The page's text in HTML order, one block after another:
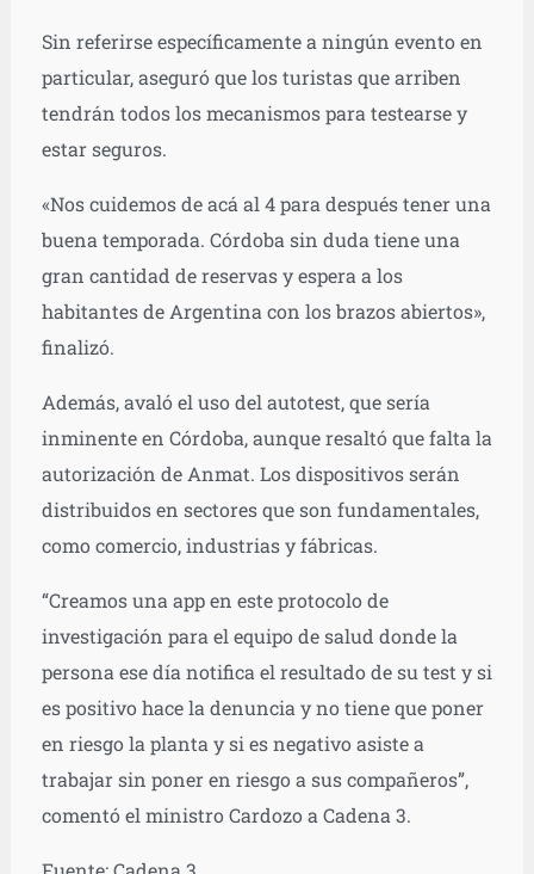
Sin referirse específicamente a ningún evento en
particular, aseguró que los turistas que arriben
tendrán todos los mecanismos para testearse y
estar seguros.
«Nos cuidemos de acá al 4 para después tener una
buena temporada. Córdoba sin duda tiene una
gran cantidad de reservas y espera a los
habitantes de Argentina con los brazos abiertos»,
finalizó.
Además, avaló el uso del autotest, que sería
inminente en Córdoba, aunque resaltó que falta la
autorización de Anmat. Los dispositivos serán
distribuidos en sectores que son fundamentales,
como comercio, industrias y fábricas.
“Creamos una app en este protocolo de
investigación para el equipo de salud donde la
persona ese día notifica el resultado de su test y si
es positivo hace la denuncia y no tiene que poner
en riesgo la planta y si es negativo asiste a
trabajar sin poner en riesgo a sus compañeros”,
comentó el ministro Cardozo a Cadena 3.